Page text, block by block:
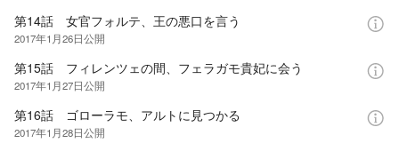
第14話 女官フォルテ、王の悪口を言う
2017年1月26日公開
第15話 フィレンツェの間、フェラガモ貴妃に会う
2017年1月27日公開
第16話 ゴローラモ、アルトに見つかる
2017年1月28日公開